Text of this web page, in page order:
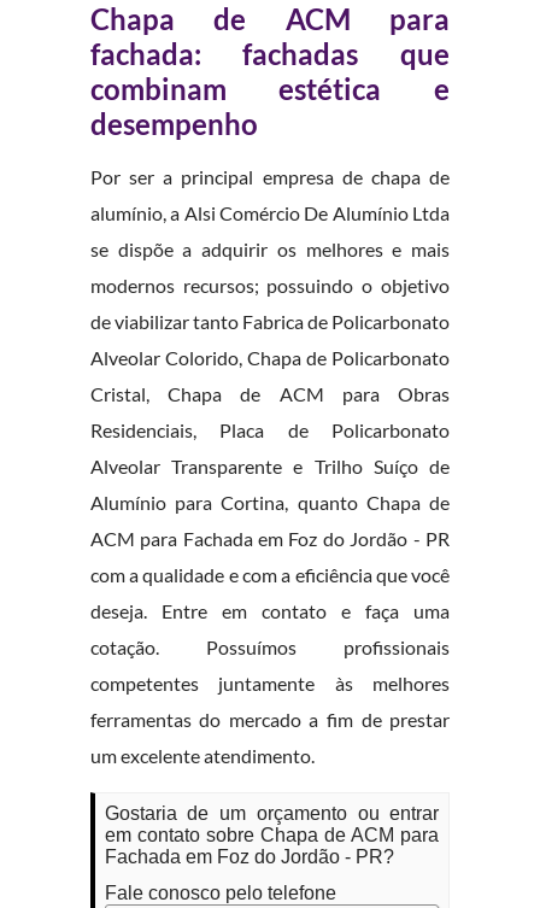
Chapa de ACM para
fachada: fachadas que
combinam estética e
desempenho
Por ser a principal empresa de chapa de
alumínio, a Alsi Comércio De Alumínio Ltda
se dispõe a adquirir os melhores e mais
modernos recursos; possuindo o objetivo
de viabilizar tanto Fabrica de Policarbonato
Alveolar Colorido, Chapa de Policarbonato
Cristal, Chapa de ACM para Obras
Residenciais, Placa de Policarbonato
Alveolar Transparente e Trilho Suíço de
Alumínio para Cortina, quanto Chapa de
ACM para Fachada em Foz do Jordão - PR
com a qualidade e com a eficiência que você
deseja. Entre em contato e faça uma
cotação. Possuímos profissionais
competentes juntamente às melhores
ferramentas do mercado a fim de prestar
um excelente atendimento.
Gostaria de um orçamento ou entrar
em contato sobre Chapa de ACM para
Fachada em Foz do Jordão - PR?
Fale conosco pelo telefone